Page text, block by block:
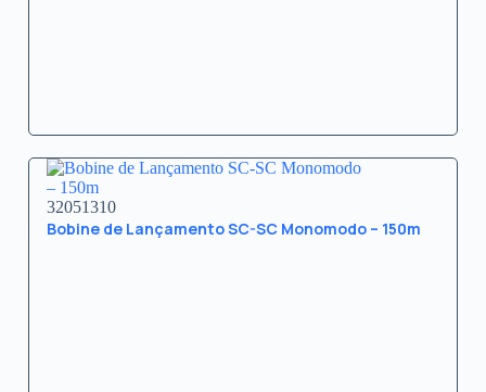
32051310
Bobine de Lançamento SC-SC Monomodo – 150m